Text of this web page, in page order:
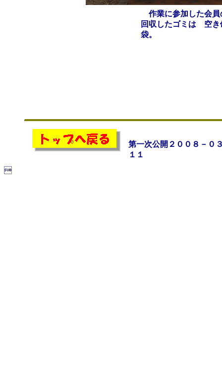
作業に参加した会員
回収したゴミは 空き
袋。
第一次公開２００８－０
１１
